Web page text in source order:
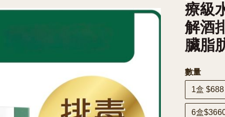
療級
解酒
臟脂
數量
1盒
6盒